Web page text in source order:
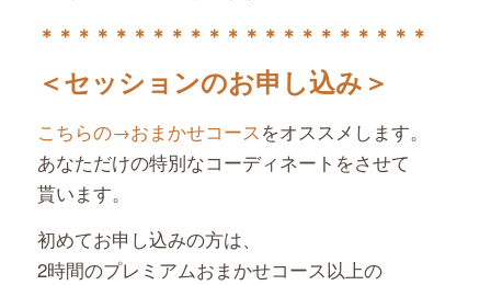
＊＊＊＊＊＊＊＊＊＊＊＊＊＊＊＊＊＊＊＊＊
＜セッションのお申し込み＞
こちらの→おまかせコース をオススメします。
あなただけの特別なコーディネートをさせて
貰います。
初めてお申し込みの方は、
2時間のプレミアムおまかせコース以上の